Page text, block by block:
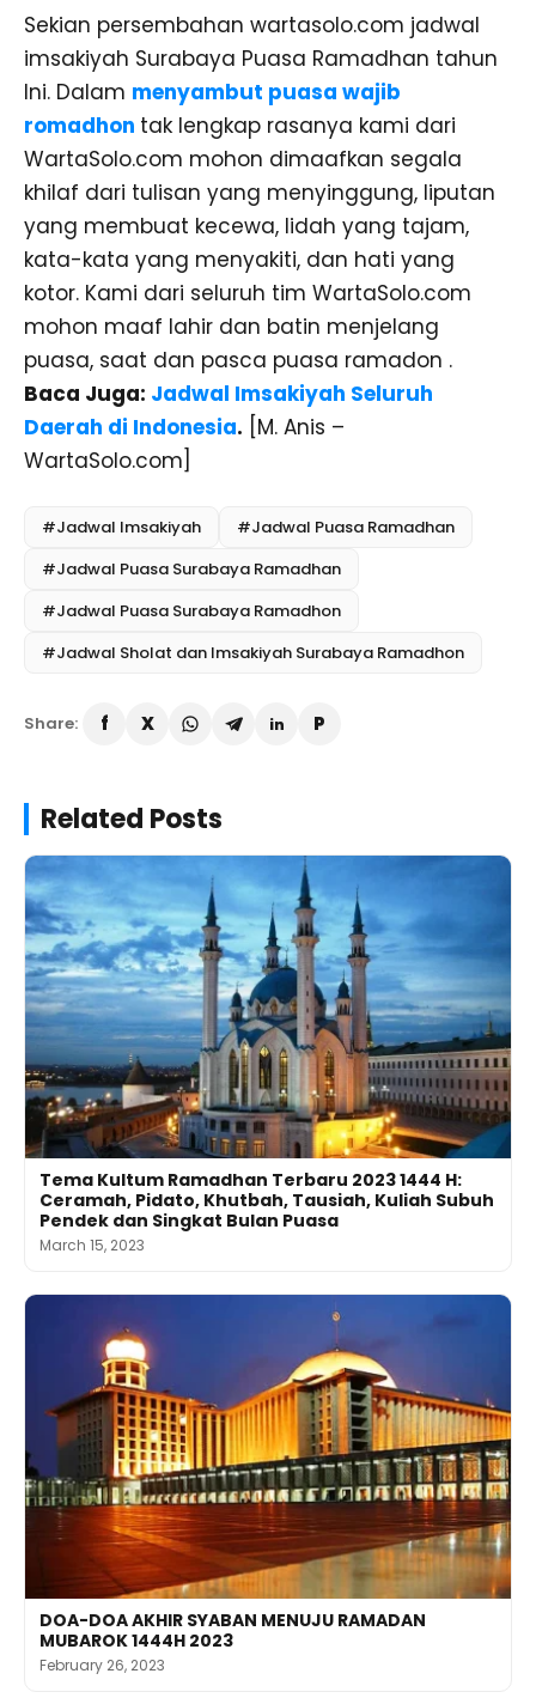
Sekian persembahan wartasolo.com jadwal
imsakiyah Surabaya Puasa Ramadhan tahun
Ini. Dalam menyambut puasa wajib
romadhon tak lengkap rasanya kami dari
WartaSolo.com mohon dimaafkan segala
khilaf dari tulisan yang menyinggung, liputan
yang membuat kecewa, lidah yang tajam,
kata-kata yang menyakiti, dan hati yang
kotor. Kami dari seluruh tim WartaSolo.com
mohon maaf lahir dan batin menjelang
puasa, saat dan pasca puasa ramadon .
Baca Juga: Jadwal Imsakiyah Seluruh
Daerah di Indonesia. [M. Anis –
WartaSolo.com]
#Jadwal Imsakiyah
#Jadwal Puasa Ramadhan
#Jadwal Puasa Surabaya Ramadhan
#Jadwal Puasa Surabaya Ramadhon
#Jadwal Sholat dan Imsakiyah Surabaya Ramadhon
Share:
Related Posts
Tema Kultum Ramadhan Terbaru 2023 1444 H:
Ceramah, Pidato, Khutbah, Tausiah, Kuliah Subuh
Pendek dan Singkat Bulan Puasa
March 15, 2023
DOA-DOA AKHIR SYABAN MENUJU RAMADAN
MUBAROK 1444H 2023
February 26, 2023